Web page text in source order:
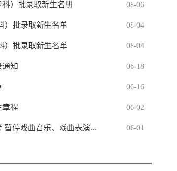
08-06
科）批录取新生名册
08-04
）批录取新生名单
08-04
）批录取新生名单
06-18
通知
06-16
06-02
章程
06-01
暂停戏曲音乐、戏曲表演...